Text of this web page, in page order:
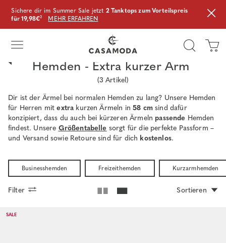
Sichere dir im Summer Sale jetzt 2 Tanktops zum Vorteilspreis
für 19,98€² MEHR ERFAHREN
Hemden - Extra kurzer Arm
(3 Artikel)
Dir ist der Ärmel bei normalen Hemden zu lang? Unsere Hemden
für Herren mitextra kurzen Ärmeln in58 cmsind dafür
konzipiert, dass du auch bei kürzeren Ärmeln passende Hemden
findest. Unsere Größentabelle sorgt für die perfekte Passform –
und Versand sowie Retoure sind für dich kostenlos.
Businesshemden Freizeithemden Kurzarmhemden
Filter Sortieren
SALE